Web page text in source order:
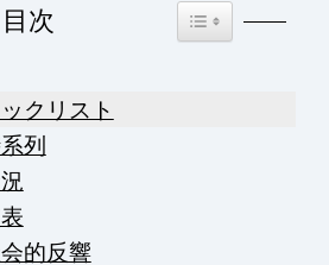
目次 Toggle Table of
クリスト
列
的反響